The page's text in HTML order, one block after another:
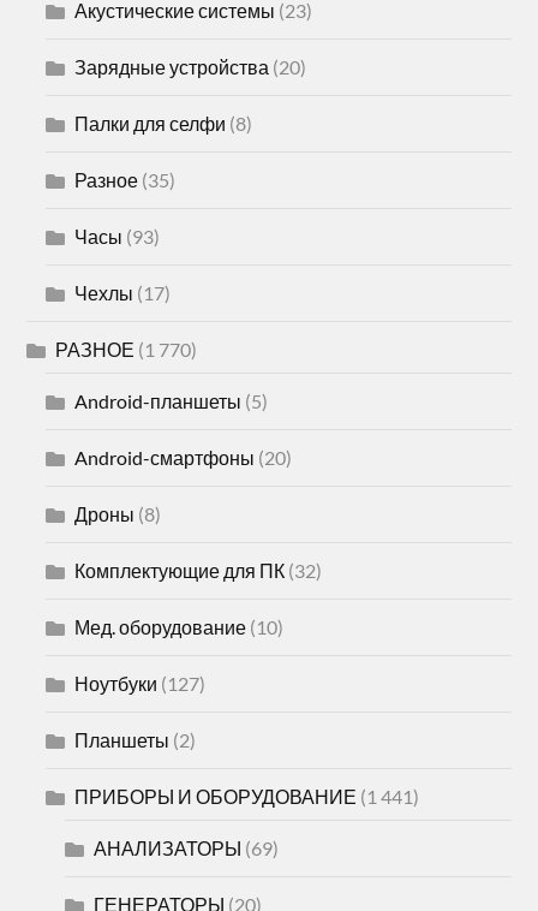
Акустические системы (23)
Зарядные устройства (20)
Палки для селфи (8)
Разное (35)
Часы (93)
Чехлы (17)
РАЗНОЕ (1 770)
Android-планшеты (5)
Android-смартфоны (20)
Дроны (8)
Комплектующие для ПК (32)
Мед. оборудование (10)
Ноутбуки (127)
Планшеты (2)
ПРИБОРЫ И ОБОРУДОВАНИЕ (1 441)
АНАЛИЗАТОРЫ (69)
ГЕНЕРАТОРЫ (20)